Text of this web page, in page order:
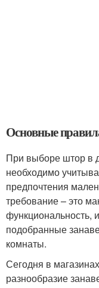
Основные
При выборе штор в
необходимо
предпочтения
требование – это
функциональность,
подобранные
комнаты.
Сегодня в
разнообразие